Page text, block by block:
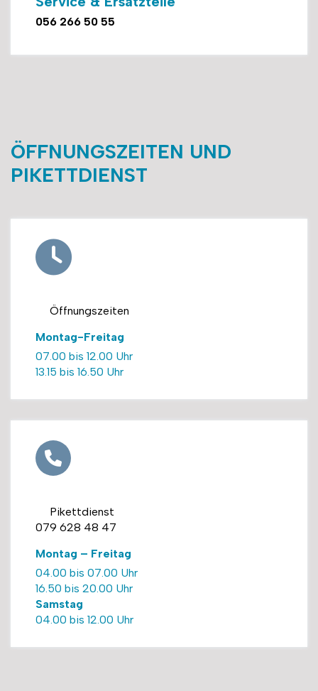
056 266 50 55
ÖFFNUNGSZEITEN UND
PIKETTDIENST
Öffnungszeiten
Montag-Freitag
07.00 bis 12.00 Uhr
13.15 bis 16.50 Uhr
Pikettdienst
079 628 48 47
Montag – Freitag
04.00 bis 07.00 Uhr
16.50 bis 20.00 Uhr
Samstag
04.00 bis 12.00 Uhr